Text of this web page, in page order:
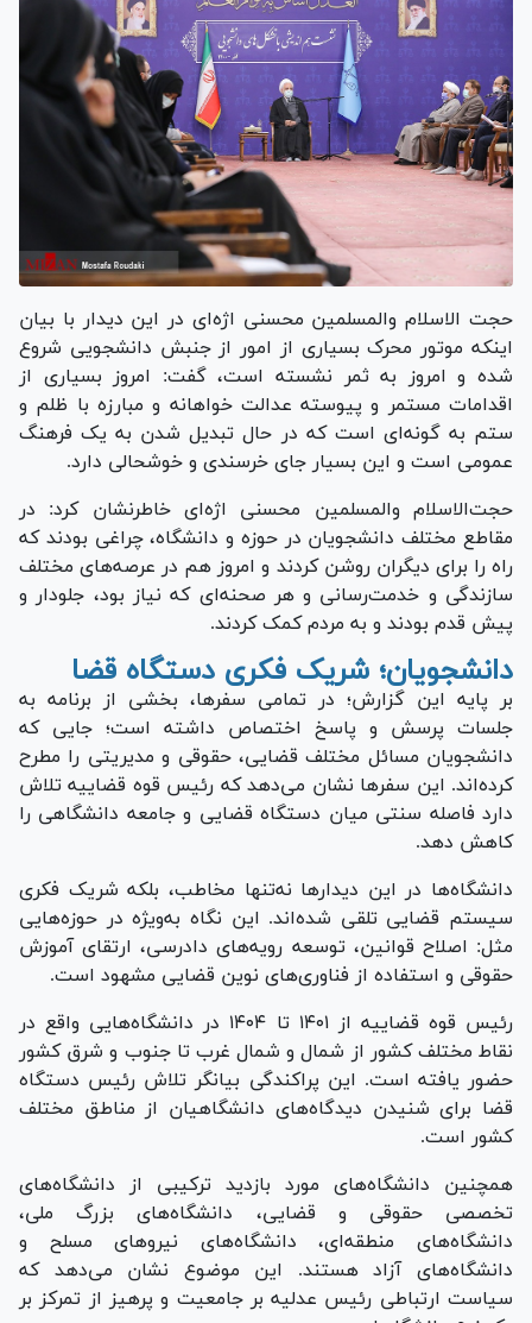
حجت الاسلام والمسلمین محسنی اژه‌ای در این دیدار با بیان
اینکه موتور محرک بسیاری از امور از جنبش دانشجویی شروع
شده و امروز به ثمر نشسته است، گفت: امروز بسیاری از
اقدامات مستمر و پیوسته عدالت خواهانه و مبارزه با ظلم و
ستم به گونه‌ای است که در حال تبدیل شدن به یک فرهنگ
عمومی است و این بسیار جای خرسندی و خوشحالی دارد.
حجت‌الاسلام والمسلمین محسنی اژه‌ای خاطرنشان کرد: در
مقاطع مختلف دانشجویان در حوزه و دانشگاه، چراغی بودند که
راه را برای دیگران روشن کردند و امروز هم در عرصه‌های مختلف
سازندگی و خدمت‌رسانی و هر صحنه‌ای که نیاز بود، جلودار و
پیش قدم بودند و به مردم کمک کردند.
دانشجویان؛ شریک فکری دستگاه قضا
بر پایه این گزارش؛ در تمامی سفرها، بخشی از برنامه به
جلسات پرسش و پاسخ اختصاص داشته است؛ جایی که
دانشجویان مسائل مختلف قضایی، حقوقی و مدیریتی را مطرح
کرده‌اند. این سفر‌ها نشان می‌دهد که رئیس قوه قضاییه تلاش
دارد فاصله سنتی میان دستگاه قضایی و جامعه دانشگاهی را
کاهش دهد.
دانشگاه‌ها در این دیدار‌ها نه‌تنها مخاطب، بلکه شریک فکری
سیستم قضایی تلقی شده‌اند. این نگاه به‌ویژه در حوزه‌هایی
مثل: اصلاح قوانین، توسعه رویه‌های دادرسی، ارتقای آموزش
حقوقی و استفاده از فناوری‌های نوین قضایی مشهود است.
رئیس قوه قضاییه از ۱۴۰۱ تا ۱۴۰۴ در دانشگاه‌هایی واقع در
نقاط مختلف کشور از شمال و شمال غرب تا جنوب و شرق کشور
حضور یافته است. این پراکندگی بیانگر تلاش رئیس دستگاه
قضا برای شنیدن دیدگاه‌های دانشگاهیان از مناطق مختلف
کشور است.
همچنین دانشگاه‌های مورد بازدید ترکیبی از دانشگاه‌های
تخصصی حقوقی و قضایی، دانشگاه‌های بزرگ ملی،
دانشگاه‌های منطقه‌ای، دانشگاه‌های نیرو‌های مسلح و
دانشگاه‌های آزاد هستند. این موضوع نشان می‌دهد که
سیاست ارتباطی رئیس عدلیه بر جامعیت و پرهیز از تمرکز بر